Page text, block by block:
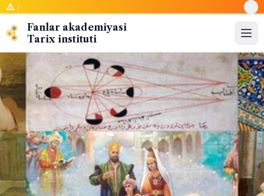
⚠️
Fanlar akademiyasi
Tarix instituti